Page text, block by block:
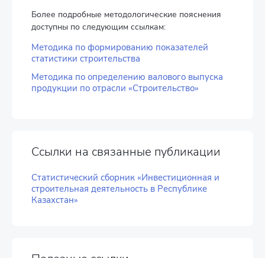
Более подробные методологические пояснения
доступны по следующим ссылкам:
Методика по формированию показателей
статистики строительства
Методика по определению валового выпуска
продукции по отрасли «Строительство»
Ссылки на связанные публикации
Статистический сборник «Инвестиционная и
строительная деятельность в Республике
Казахстан»